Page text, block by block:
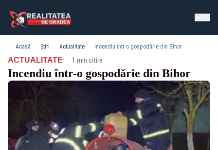
Acasă Știri Actualitate Incendiu într-o gospodărie din Bihor
ACTUALITATE· 1 min citire
Incendiu într-o gospodărie din Bihor